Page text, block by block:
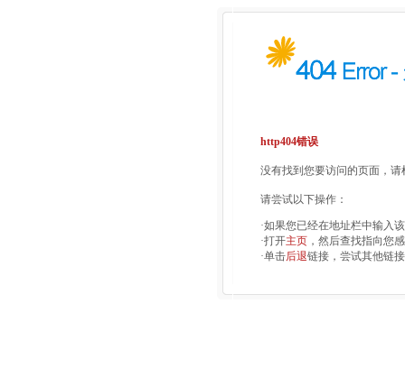
http404错误
没有找到您要访问的页面，
请尝试以下操作：
·如果您已经在地址栏中输入
·打开主页 ，然后查找指向您
·单击后退链接，尝试其他链